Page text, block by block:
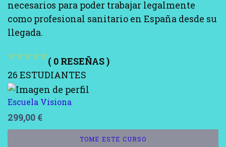
necesarios para poder trabajar legalmente
como profesional sanitario en España desde su
llegada.
( 0 RESEÑAS )
26 ESTUDIANTES
Escuela Visiona
299,00 €
TOME ESTE CURSO